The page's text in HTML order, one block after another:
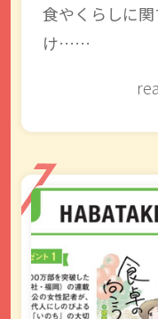
食やくらしに
け……